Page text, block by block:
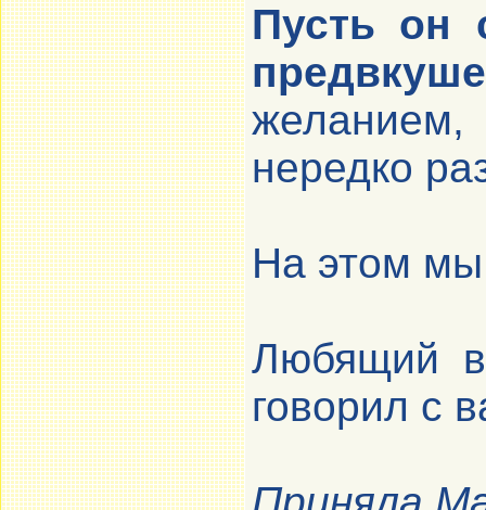
Пусть он
нередко
На этом мы
Любящий
говорил с